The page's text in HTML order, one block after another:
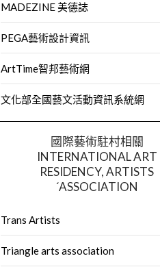
MADEZINE 美德誌
PEGA藝術設計資訊
ArtTime智邦藝術網
文化部全國藝文活動資訊系統網
國際藝術駐村相關
INTERNATIONAL ART
RESIDENCY, ARTISTS
´ASSOCIATION
Trans Artists
Triangle arts association